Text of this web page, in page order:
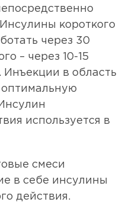
короткого
через 30
– через 10-15
Инъекции в область
используется в
смеси
в себе инсулины
действия.